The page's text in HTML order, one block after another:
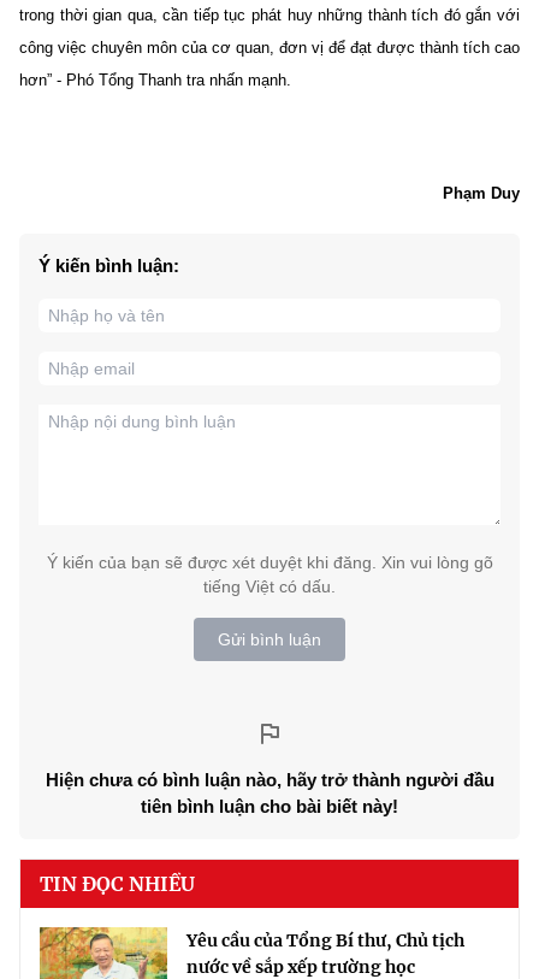
trong thời gian qua, cần tiếp tục phát huy những thành tích đó gắn với
công việc chuyên môn của cơ quan, đơn vị để đạt được thành tích cao
hơn” - Phó Tổng Thanh tra nhấn mạnh.
Phạm Duy
Ý kiến bình luận:
Ý kiến của bạn sẽ được xét duyệt khi đăng. Xin vui lòng gõ
tiếng Việt có dấu.
Gửi bình luận
Hiện chưa có bình luận nào, hãy trở thành người đầu
tiên bình luận cho bài biết này!
TIN ĐỌC NHIỀU
Yêu cầu của Tổng Bí thư, Chủ tịch
nước về sắp xếp trường học